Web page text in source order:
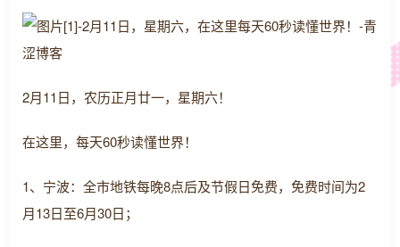
2月11日，农历正月廿一，星期六！
在这里，每天60秒读懂世界！
1、宁波：全市地铁每晚8点后及节假日免费，免费时间为2
月13日至6月30日；